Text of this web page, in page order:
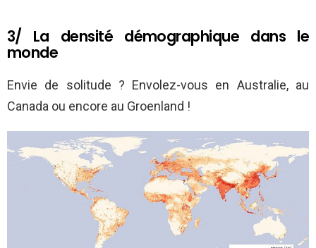
3/ La densité démographique dans le
monde
Envie de solitude ? Envolez-vous en Australie, au
Canada ou encore au Groenland !